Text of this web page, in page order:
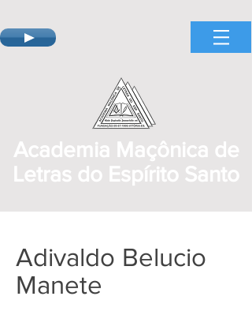
Academia Maçônica de
Letras do Espírito Santo
Adivaldo Belucio
Manete